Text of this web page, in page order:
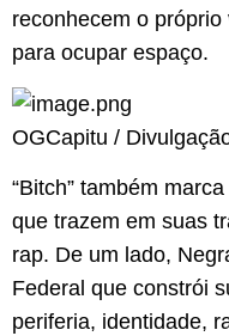
reconhecem o
para ocupar espaço.
OGCapitu /
“Bitch” também
que trazem em suas
rap. De um lado,
Federal que constrói
periferia, identidade,